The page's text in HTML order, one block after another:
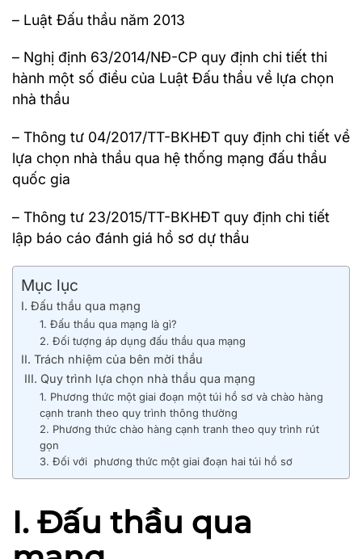
– Luật Đấu thầu năm 2013
– Nghị định 63/2014/NĐ-CP quy định chi tiết thi
hành một số điều của Luật Đấu thầu về lựa chọn
nhà thầu
– Thông tư 04/2017/TT-BKHĐT quy định chi tiết về
lựa chọn nhà thầu qua hệ thống mạng đấu thầu
quốc gia
– Thông tư 23/2015/TT-BKHĐT quy định chi tiết
lập báo cáo đánh giá hồ sơ dự thầu
Mục lục
I. Đấu thầu qua mạng
1. Đấu thầu qua mạng là gì?
2. Đối tượng áp dụng đấu thầu qua mạng
II. Trách nhiệm của bên mời thầu
III. Quy trình lựa chọn nhà thầu qua mạng
1. Phương thức một giai đoạn một túi hồ sơ và chào hàng
cạnh tranh theo quy trình thông thường
2. Phương thức chào hàng cạnh tranh theo quy trình rút
gọn
3. Đối với phương thức một giai đoạn hai túi hồ sơ
I. Đấu thầu qua